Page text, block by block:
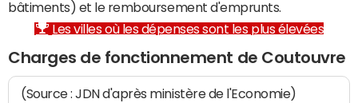
bâtiments) et le remboursement d'emprunts.
Les villes où les dépenses sont les plus élevées
Charges de fonctionnement de Coutouvre
(Source : JDN d'après ministère de l'Economie)